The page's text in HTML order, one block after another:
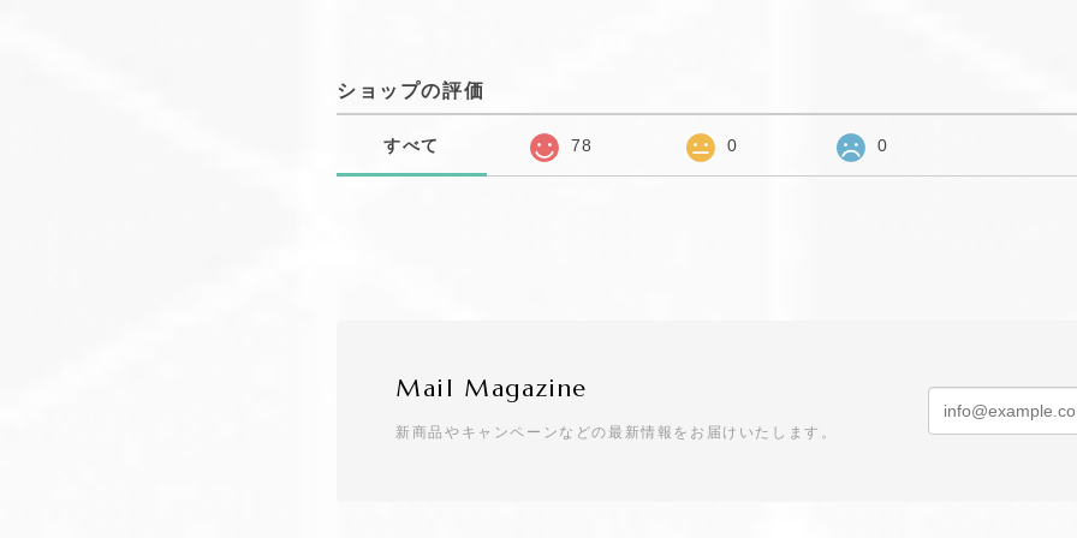
ショップの評価
すべて 78 0 0
Mail Magazine
新商品やキャンペーンなどの最新情報をお届けいたします。